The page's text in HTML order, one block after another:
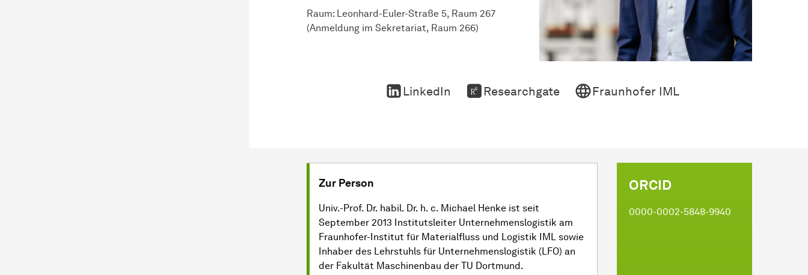
Raum: Leonhard-Euler-Straße 5, Raum 267
(Anmeldung im Sekretariat, Raum 266)
LinkedIn Researchgate Fraunhofer IML
Zur Person
Univ.-Prof. Dr. habil. Dr. h. c. Michael Henke ist seit
September 2013 Institutsleiter Unternehmenslogistik am
Fraunhofer-Institut für Materialfluss und Logistik IML sowie
Inhaber des Lehrstuhls für Unternehmenslogistik (LFO) an
der Fakultät Maschinenbau der TU Dortmund.
ORCID
0000-0002-5848-9940